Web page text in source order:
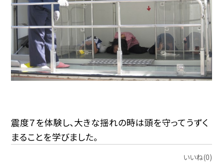
震度７を体験し、大きな揺れの時は頭を守ってうずく
まることを学びました。
いいね(0)